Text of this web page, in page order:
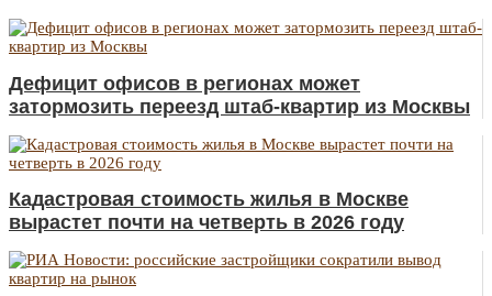
Дефицит офисов в регионах может
затормозить переезд штаб-квартир из Москвы
Кадастровая стоимость жилья в Москве
вырастет почти на четверть в 2026 году